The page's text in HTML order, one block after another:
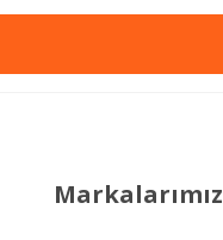
Markalarımız